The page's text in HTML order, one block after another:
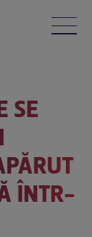
SE
ÎNTR-